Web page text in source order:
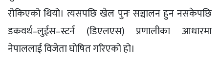
रोकिएको थियो। त्यसपछि खेल पुनः सञ्चालन हुन नसकेपछि
डकवर्थ–लुईस–स्टर्न (डिएलएस) प्रणालीका आधारमा
नेपाललाई विजेता घोषित गरिएको हो।